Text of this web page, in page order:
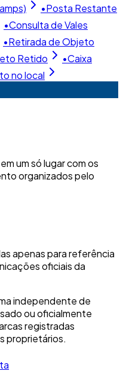
•Posta Restante
•Consulta de Vales
•Retirada de Objeto
Retido •Caixa
no local
um só lugar com os
organizados pelo
apenas para referência
oficiais da
independente de
ou oficialmente
registradas
proprietários.